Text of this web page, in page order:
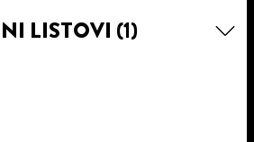
LISTOVI (1)